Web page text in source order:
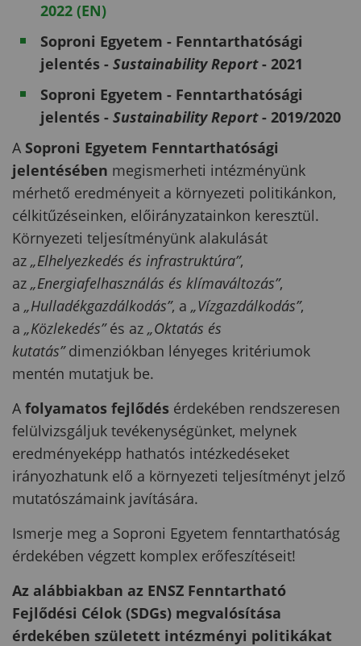
2022 (EN)
Soproni Egyetem - Fenntarthatósági
jelentés - Sustainability Report - 2021
Soproni Egyetem - Fenntarthatósági
jelentés - Sustainability Report - 2019/2020
A Soproni Egyetem Fenntarthatósági
jelentésében megismerheti intézményünk
mérhető eredményeit a környezeti politikánkon,
célkitűzéseinken, előirányzatainkon keresztül.
Környezeti teljesítményünk alakulását
az „Elhelyezkedés és infrastruktúra”,
az „Energiafelhasználás és klímaváltozás”,
a „Hulladékgazdálkodás”, a „Vízgazdálkodás”,
a „Közlekedés” és az „Oktatás és
kutatás” dimenziókban lényeges kritériumok
mentén mutatjuk be.
A folyamatos fejlődés érdekében rendszeresen
felülvizsgáljuk tevékenységünket, melynek
eredményeképp hathatós intézkedéseket
irányozhatunk elő a környezeti teljesítményt jelző
mutatószámaink javítására.
Ismerje meg a Soproni Egyetem fenntarthatóság
érdekében végzett komplex erőfeszítéseit!
Az alábbiakban az ENSZ Fenntartható
Fejlődési Célok (SDGs) megvalósítása
érdekében született intézményi politikákat